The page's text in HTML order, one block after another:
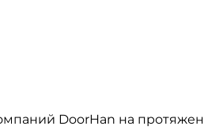
DoorHan на